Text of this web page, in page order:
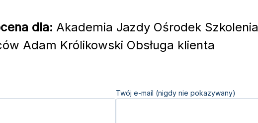
dla: Akademia Jazdy Ośrodek Szkolenia
Adam Królikowski Obsługa klienta
Twój e-mail (nigdy nie pokazywany)